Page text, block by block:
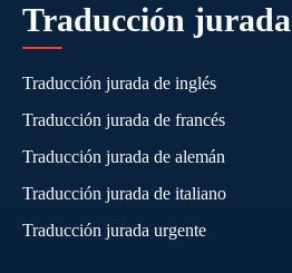
Traducción jurada
Traducción jurada de inglés
Traducción jurada de francés
Traducción jurada de alemán
Traducción jurada de italiano
Traducción jurada urgente